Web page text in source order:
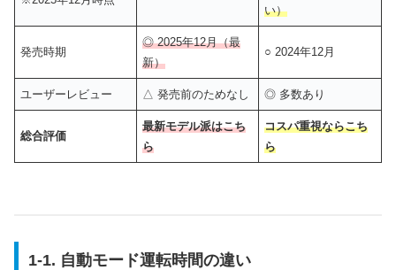
い）
発売時期
◎ 2025年12月（最
新）
○ 2024年12月
ユーザーレビュー △ 発売前のためなし ◎ 多数あり
総合評価
最新モデル派はこち
ら
コスパ重視ならこち
ら
1-1. 自動モード運転時間の違い